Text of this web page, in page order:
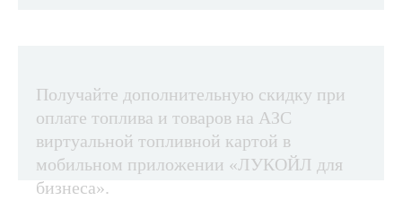
Получайте дополнительную скидку при
оплате топлива и товаров на АЗС
виртуальной топливной картой в
мобильном приложении «ЛУКОЙЛ для
бизнеса».